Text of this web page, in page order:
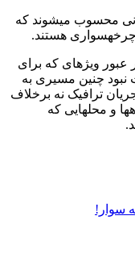
محسوب می‏شوند که
هستند.
عبور ویژه‏ای که برای
نبود چنین مسیری به
ترافیک نه برخلاف
و محل‏هایی که
سوار!